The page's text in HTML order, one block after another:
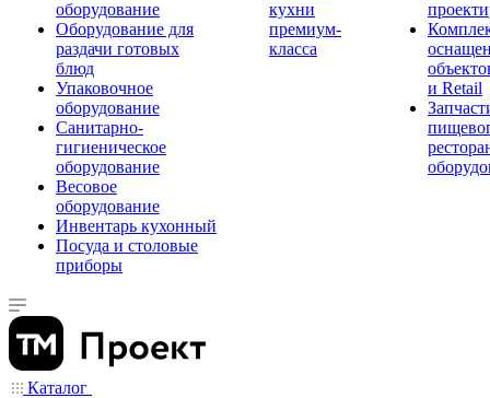
оборудование
Оборудование для
раздачи готовых
блюд
Упаковочное
оборудование
Санитарно-
гигиеническое
оборудование
Весовое
оборудование
Инвентарь кухонный
Посуда и столовые
приборы
кухни
премиум-
класса
и Retail
Каталог